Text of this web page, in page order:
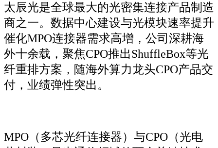
太辰光是全球最大的光密集连接产品制造
商之一。数据中心建设与光模块速率提升
催化MPO连接器需求高增，公司深耕海
外十余载，聚焦CPO推出ShuffleBox等光
纤重排方案，随海外算力龙头CPO产品交
付，业绩弹性突出。
MPO（多芯光纤连接器）与CPO（光电